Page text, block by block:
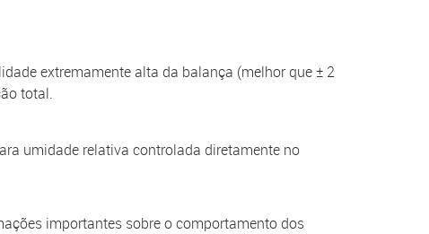
extremamente alta da balança (melhor que ± 2
total.
umidade relativa controlada diretamente no
importantes sobre o comportamento dos